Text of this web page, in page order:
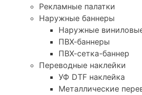
Рекламные палатки
Наружные баннеры
Наружные
ПВХ-баннеры
ПВХ-сетка-баннер
Переводные наклейки
УФ DTF наклейка
Металлические